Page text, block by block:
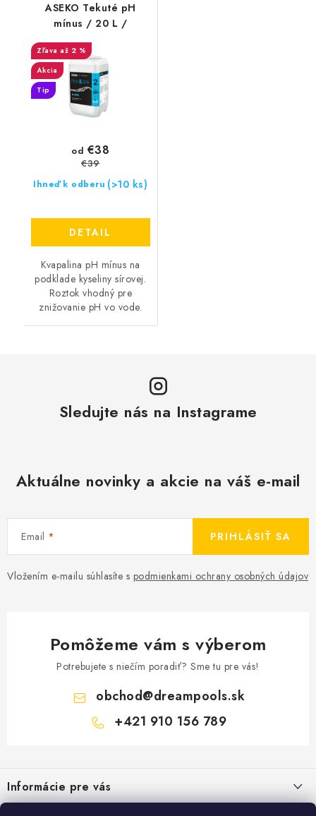
ASEKO Tekuté pH
mínus / 20 L /
až 2 %
Akcia
Tip
Ihneď k odberu (>10 ks)
od €38
€39
DETAIL
Kvapalina pH mínus na
podklade kyseliny sírovej.
Roztok vhodný pre
znižovanie pH vo vode.
Sledujte nás na Instagrame
Aktuálne novinky a akcie na váš e-mail
Email
Vložením e-mailu súhlasíte s podmienkami ochrany osobných údajov
PRIHLÁSIŤ SA
Pomôžeme vám s výberom
Potrebujete s niečím poradiť? Sme tu pre vás!
obchod@dreampools.sk
+421 910 156 789
pInformácie pre vás